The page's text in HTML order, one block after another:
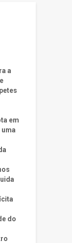
a
em
do